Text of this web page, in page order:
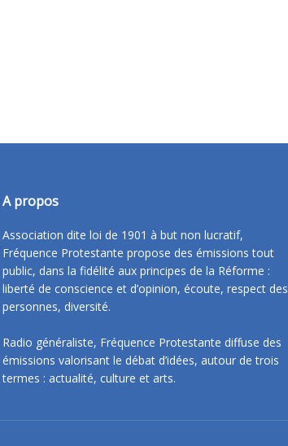
A propos
Association dite loi de 1901 à but non lucratif,
Fréquence Protestante propose des émissions tout
public, dans la fidélité aux principes de la Réforme :
liberté de conscience et d’opinion, écoute, respect des
personnes, diversité.
Radio généraliste, Fréquence Protestante diffuse des
émissions valorisant le débat d’idées, autour de trois
termes : actualité, culture et arts.